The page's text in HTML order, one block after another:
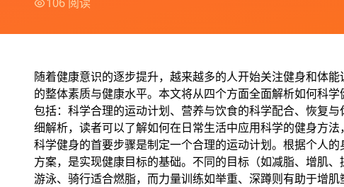
随着健康意识的逐步提升，越来越多的人开始关注健身和体
的整体素质与健康水平。本文将从四个方面全面解析如何科
包括：科学合理的运动计划、营养与饮食的科学配合、恢复
细解析，读者可以了解如何在日常生活中应用科学的健身方法
科学健身的首要步骤是制定一个合理的运动计划。根据个人的
方案，是实现健康目标的基础。不同的目标（如减脂、增肌
游泳、骑行适合燃脂，而力量训练如举重、深蹲则有助于增肌